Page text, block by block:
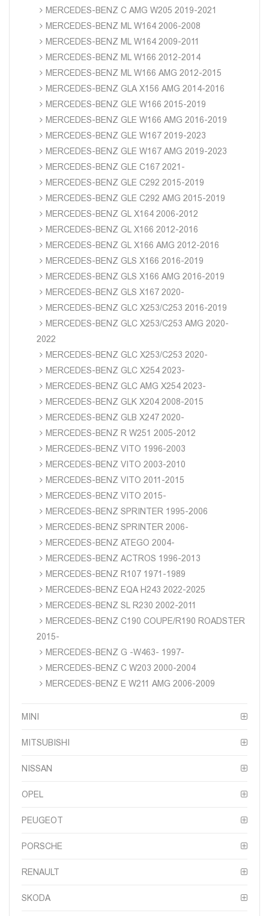
MERCEDES-BENZ C AMG W205 2019-2021
MERCEDES-BENZ ML W164 2006-2008
MERCEDES-BENZ ML W164 2009-2011
MERCEDES-BENZ ML W166 2012-2014
MERCEDES-BENZ ML W166 AMG 2012-2015
MERCEDES-BENZ GLA X156 AMG 2014-2016
MERCEDES-BENZ GLE W166 2015-2019
MERCEDES-BENZ GLE W166 AMG 2016-2019
MERCEDES-BENZ GLE W167 2019-2023
MERCEDES-BENZ GLE W167 AMG 2019-2023
MERCEDES-BENZ GLE C167 2021-
MERCEDES-BENZ GLE C292 2015-2019
MERCEDES-BENZ GLE C292 AMG 2015-2019
MERCEDES-BENZ GL X164 2006-2012
MERCEDES-BENZ GL X166 2012-2016
MERCEDES-BENZ GL X166 AMG 2012-2016
MERCEDES-BENZ GLS X166 2016-2019
MERCEDES-BENZ GLS X166 AMG 2016-2019
MERCEDES-BENZ GLS X167 2020-
MERCEDES-BENZ GLC X253/C253 2016-2019
MERCEDES-BENZ GLC X253/C253 AMG 2020-
2022
MERCEDES-BENZ GLC X253/C253 2020-
MERCEDES-BENZ GLC X254 2023-
MERCEDES-BENZ GLC AMG X254 2023-
MERCEDES-BENZ GLK X204 2008-2015
MERCEDES-BENZ GLB X247 2020-
MERCEDES-BENZ R W251 2005-2012
MERCEDES-BENZ VITO 1996-2003
MERCEDES-BENZ VITO 2003-2010
MERCEDES-BENZ VITO 2011-2015
MERCEDES-BENZ VITO 2015-
MERCEDES-BENZ SPRINTER 1995-2006
MERCEDES-BENZ SPRINTER 2006-
MERCEDES-BENZ ATEGO 2004-
MERCEDES-BENZ ACTROS 1996-2013
MERCEDES-BENZ R107 1971-1989
MERCEDES-BENZ EQA H243 2022-2025
MERCEDES-BENZ SL R230 2002-2011
MERCEDES-BENZ C190 COUPE/R190 ROADSTER
2015-
MERCEDES-BENZ G -W463- 1997-
MERCEDES-BENZ C W203 2000-2004
MERCEDES-BENZ E W211 AMG 2006-2009
MINI
MITSUBISHI
NISSAN
OPEL
PEUGEOT
PORSCHE
RENAULT
SKODA